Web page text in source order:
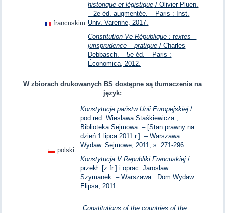
francuskim
historique et légistique / Olivier Pluen.
– 2e éd. augmentée. – Paris : Inst.
Univ. Varenne, 2017.
Constitution Ve République : textes –
jurisprudence – pratique / Charles
Debbasch. – 5e éd. – Paris :
Économica, 2012.
W zbiorach drukowanych BS dostępne są tłumaczenia na
język:
polski
Konstytucje państw Unii Europejskiej/
pod red. Wiesława Staśkiewicza ;
Biblioteka Sejmowa. – [Stan prawny na
dzień 1 lipca 2011 r.]. – Warszawa :
Wydaw. Sejmowe, 2011, s. 271-296.
Konstytucja V Republiki Francuskiej/
przekł. [z fr.] i oprac. Jarosław
Szymanek. – Warszawa : Dom Wydaw.
Elipsa, 2011.
Constitutions of the countries of the